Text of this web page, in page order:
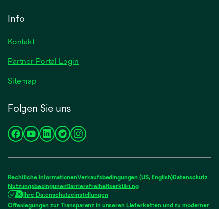
Info
Kontakt
Partner Portal Login
Sitemap
Folgen Sie uns
wird
neuen
Registerkarte
geöffnet
wird
neuen
Registerkarte
geöffnet
wird
neuen
Registerkarte
geöffnet
wird
neuen
Registerkarte
geöffnet
wird
neuen
Registerkarte
geöffnet
Rechtliche InformationenVerkaufsbedingungen (US, English)Datenschutz
NutzungsbedingunenBarrierefreiheitserklärung
Ihre Datenschutzeinstellungen
Offenlegungen zur Transparenz in unseren Lieferketten und zu moderner